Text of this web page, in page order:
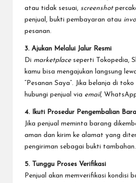
atau tidak sesuai, screenshot
penjual, bukti pembayaran atau
pesanan.
3. Ajukan Melalui Jalur Resmi
Di marketplaceseperti Tokopedia,
kamu bisa mengajukan langsung
“Pesanan Saya”. Jika belanja di toko
hubungi penjual via email,
4. Ikuti Prosedur Pengembalian
Jika penjual meminta barang
aman dan kirim ke alamat yang
pengiriman sebagai bukti tambahan.
5. Tunggu Proses Verifikasi
Penjual akan memverifikasi kondisi